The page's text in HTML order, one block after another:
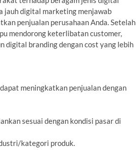
jauh digital marketing menjawab
penjualan perusahaan Anda. Setelah
mendorong keterlibatan customer,
digital branding dengan cost yang lebih
meningkatkan penjualan dengan
sesuai dengan kondisi pasar di
kategori produk.